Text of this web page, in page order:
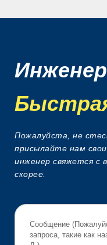
Пожалуйста, не
присылайте нам
инженер свяжется с
скорее.